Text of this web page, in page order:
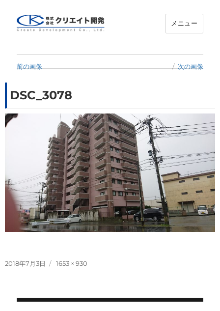
メニュー
前の画像 次の画像
DSC_3078
投
2018年7月3日
フ
ズ
1653 × 930